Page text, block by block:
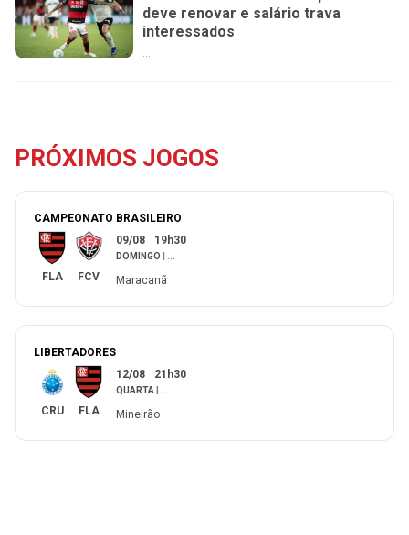
deve renovar e salário trava
interessados
...
PRÓXIMOS JOGOS
CAMPEONATO BRASILEIRO
FLA FCV
09/08 19h30
DOMINGO
Maracanã
LIBERTADORES
CRU FLA
12/08 21h30
QUARTA
Mineirão